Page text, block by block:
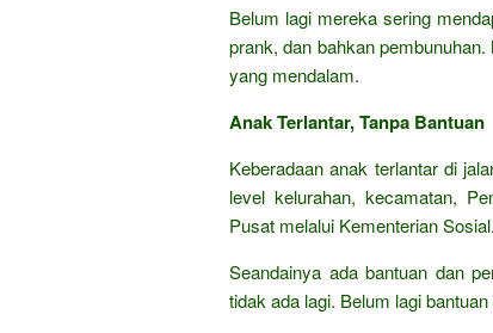
Belum lagi mereka sering
prank, dan bahkan
yang mendalam.
Anak Terlantar, Tanpa Bantuan
Keberadaan anak terlantar di
level kelurahan, kecamatan,
Pusat melalui Kementerian Sosial.
Seandainya ada bantuan dan
tidak ada lagi. Belum lagi